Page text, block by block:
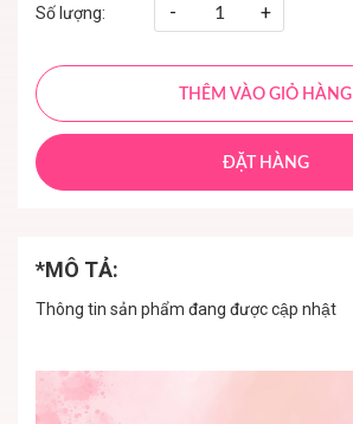
Số lượng: - +
THÊM VÀO GIỎ HÀNG
ĐẶT HÀNG
*MÔ TẢ:
Thông tin sản phẩm đang được cập nhật